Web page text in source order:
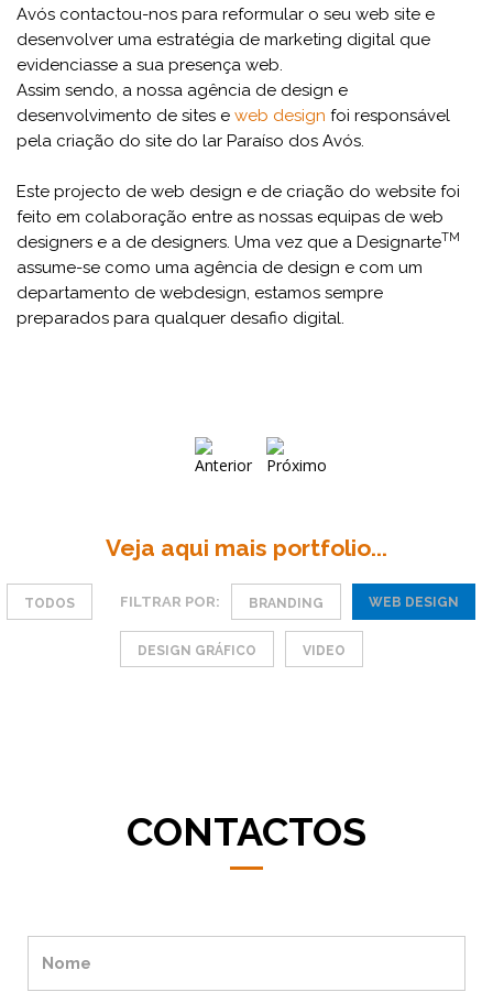
Avós contactou-nos para reformular o seu web site e
desenvolver uma estratégia de marketing digital que
evidenciasse a sua presença web.
Assim sendo, a nossa agência de design e
desenvolvimento de sites e web design foi responsável
pela criação do site do lar Paraíso dos Avós.
Este projecto de web design e de criação do website foi
feito em colaboração entre as nossas equipas de web
designers e a de designers. Uma vez que a DesignarteTM
assume-se como uma agência de design e com um
departamento de webdesign, estamos sempre
preparados para qualquer desafio digital.
Veja aqui mais portfolio...
TODOS FILTRAR POR: BRANDING WEB DESIGN
DESIGN GRÁFICO VIDEO
CONTACTOS